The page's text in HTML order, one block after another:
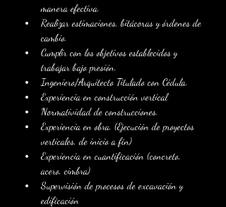
manera efectiva.
Realizar estimaciones, bitácoras y órdenes de
cambio.
Cumplir con los objetivos establecidos y
trabajar bajo presión.
Ingeniero/Arquitecto Titulado con Cédula.
Experiencia en construcción vertical
Normatividad de construcciones.
Experiencia en obra. (Ejecución de proyectos
verticales, de inicio a fin)
Experiencia en cuantificación (concreto,
acero, cimbra)
Supervisión de procesos de excavación y
edificación